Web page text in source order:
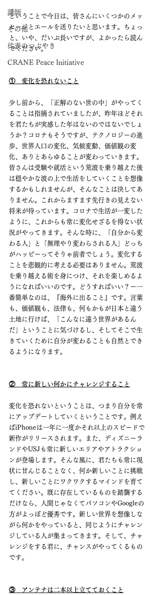
講師
その他
代表のつぶやき
CRANE Peace Initiative
ということで今日は、皆さんにいくつかのメッ
セージとエールを送りたいと思います。ちょっ
と、いや、だいぶ長いですが、よかったら読ん
でください。
①　変化を恐れないこと
少し前から、「正解のない世の中」がやってく
ることは指摘されていましたが、昨年ほどそれ
を君たちが実感した年はないのではないでしょ
うか？コロナもそうですが、テクノロジーの進
歩、世界人口の変化、気候変動、価値観の変
化、ありとあらゆることが変わっていきます。
皆さんは受験や就活という荒波を乗り越えた後
は穏やかな波の上で生活をしていくことを想像
するかもしれませんが、そんなことは決してあ
りません。これからますます先行きの見えない
将来が待っています。コロナで生活が一変した
ように、これからも常に変化せざるを得ない状
況がやってきます。そんな時に、「自分から変
わる人」と「無理やり変わらされる人」どっち
がハッピーってそりゃ前者でしょう。変化する
ことを悲観的に考える必要はありません。荒波
を乗り越える術を身につけ、それを楽しめるよ
うになればいいのです。どうすればいい？ー一
番簡単なのは、『海外に出ること』です。言葉
も、価値観も、法律も、何もかもが日本と違う
土地に行けば、「こんなに違う世界があるん
だ」ということに気づけるし、そしてそこで生
きていくために自分が変わることも自然とでき
るようになります。
②　常に新しい何かにチャレンジすること
変化を恐れないということは、つまり自分を常
にアップデートしていくということです。例え
ばiPhoneは一年に一度かそれ以上のスピードで
新作がリリースされます。また、ディズニーラ
ンドやUSJも常に新しいエリアやアトラクショ
ンが登場します。そんな風に、君たちも常に現
状に甘んじることなく、何か新しいことに挑戦
し、新しいことにワクワクするマインドを育て
てください。既に存在しているものを踏襲する
だけなら、人間じゃなくてパソコンやGoogleの
方がよっぽど優秀です。新しい世界を想像しな
がら何かをやっていると、同じようにチャレン
ジしている人が集まってきます。そして、チャ
レンジをする君に、チャンスがやってくるもの
です。
③　アンテナは二本以上立てておくこと